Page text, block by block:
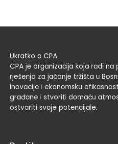
Ukratko o CPA
CPA je organizacija koja radi na
rješenja za jačanje tržišta u
inovacije i ekonomsku
građane i stvoriti domaću
ostvariti svoje potencijale.